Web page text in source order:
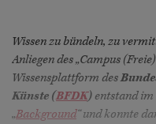
Wissen zu bündeln, zu
Anliegen des „Campus
Wissensplattform des
Künste (BFDK) entstand
„Background“ und konnte